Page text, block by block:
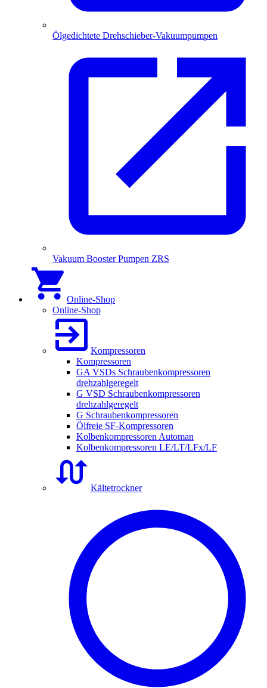
Ölgedichtete Drehschieber-Vakuumpumpen
Vakuum Booster Pumpen ZRS
Online-Shop
Online-Shop
Kompressoren
Kompressoren
GA VSDs Schraubenkompressoren
drehzahlgeregelt
G VSD Schraubenkompressoren
drehzahlgeregelt
G Schraubenkompressoren
Ölfreie SF-Kompressoren
Kolbenkompressoren Automan
Kolbenkompressoren LE/LT/LFx/LF
Kältetrockner